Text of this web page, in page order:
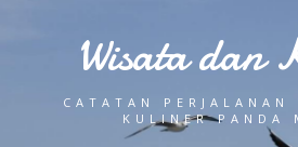
Wisata dan
CATATAN PERJALANAN
KULINER PANDA